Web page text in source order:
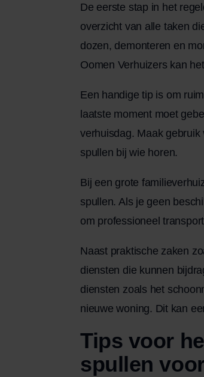
De eerste stap in het
overzicht van alle taken
dozen, demonteren en
Oomen Verhuizers kan
Een handige tip is om
laatste moment moet
verhuisdag. Maak
spullen bij wie horen.
Bij een grote
spullen. Als je geen
om professioneel
Naast praktische zaken
diensten die kunnen
diensten zoals het
nieuwe woning. Dit kan
Tips voor
spullen